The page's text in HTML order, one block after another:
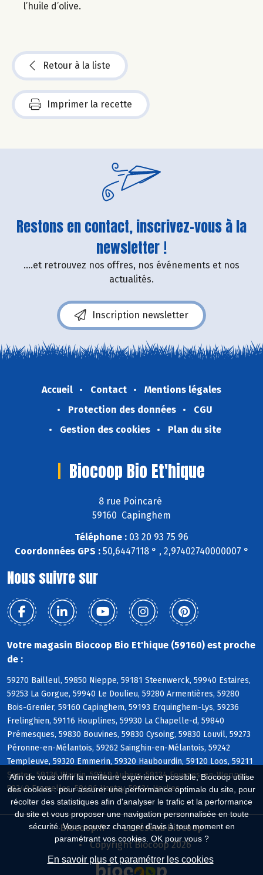
Afin de vous offrir la meilleure expérience possible, Biocoop utilise
des cookies : pour assurer une performance optimale du site, pour
récolter des statistiques afin d'analyser le trafic et la performance
du site et vous proposer une navigation personnalisée en toute
sécurité. Vous pouvez changer d'avis à tout moment en
paramétrant vos cookies. OK pour vous ?
En savoir plus et paramétrer les cookies
l’huile d’olive.
Retour à la liste
Imprimer la recette
Restons en contact, inscrivez-vous à la
newsletter !
....et retrouvez nos offres, nos événements et nos
actualités.
Inscription newsletter
Accueil Contact
Mentions légales
Protection des données
CGU
Gestion des cookies
Plan du site
Biocoop Bio Et'hique
8 rue Poincaré
59160 Capinghem
Téléphone : 03 20 93 75 96
Coordonnées GPS :50,6447118 ° , 2,97402740000007 °
Nous suivre sur
Votre magasin Biocoop Bio Et'hique (59160) est proche
de :
59270 Bailleul, 59850 Nieppe, 59181 Steenwerck, 59940 Estaires,
59253 La Gorgue, 59940 Le Doulieu, 59280 Armentières, 59280
Bois-Grenier, 59160 Capinghem, 59193 Erquinghem-Lys, 59236
Frelinghien, 59116 Houplines, 59930 La Chapelle-d, 59840
Prémesques, 59830 Bouvines, 59830 Cysoing, 59830 Louvil, 59273
Péronne-en-Mélantois, 59262 Sainghin-en-Mélantois, 59242
Templeuve, 59320 Emmerin, 59320 Haubourdin, 59120 Loos, 59211
Santes, 59136 Wavrin, 59249 Aubers, 59134 Fournes-en-Weppes,
59249 Fromelles, 59496 Hantay, 59134 Herlies
Biocoop.fr
Le réseau Biocoop
Copyright Biocoop 2026